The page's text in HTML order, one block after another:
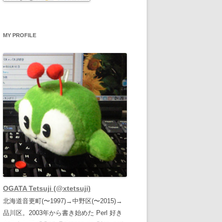
MY PROFILE
OGATA Tetsuji (@xtetsuji)
北海道音更町(〜1997)→中野区(〜2015)→
品川区。2003年から書き始めた Perl 好き